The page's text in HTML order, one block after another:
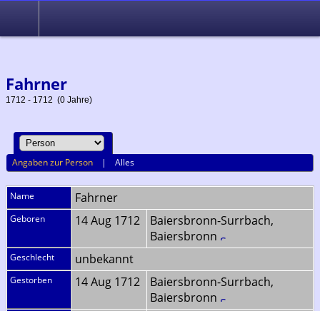
Fahrner
1712 - 1712 (0 Jahre)
Angaben zur Person |Alles
Name Fahrner
Geboren 14 Aug 1712
Baiersbronn-Surrbach,
Baiersbronn
Geschlecht unbekannt
Gestorben 14 Aug 1712
Baiersbronn-Surrbach,
Baiersbronn